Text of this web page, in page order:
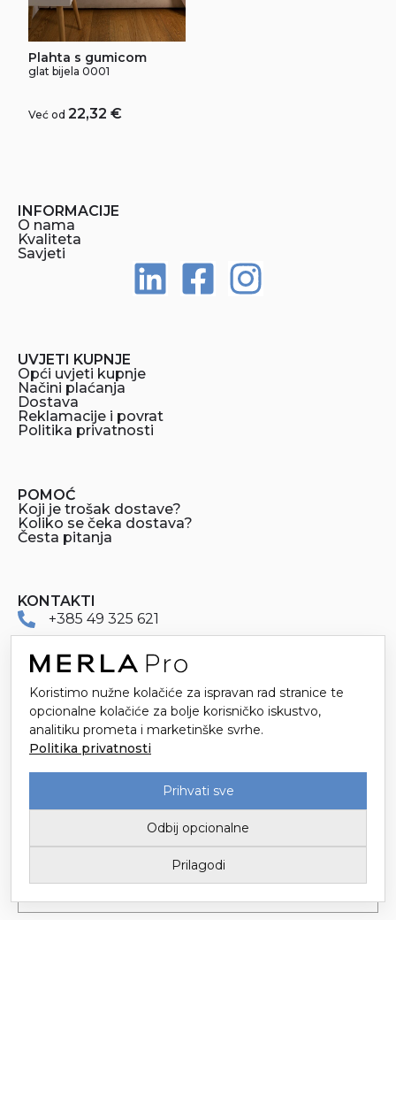
Plahta s gumicom
glat bijela 0001
Već od22,32€
INFORMACIJE
O nama
Kvaliteta
Savjeti
UVJETI KUPNJE
Opći uvjeti kupnje
Načini plaćanja
Dostava
Reklamacije i povrat
Politika privatnosti
POMOĆ
Koji je trošak dostave?
Koliko se čeka dostava?
Česta pitanja
KONTAKTI
+385 49 325 621
merlapro@merla.hr
Dr. Stanka Pinjuha 16
49214 Veliko Trgovišće
Koristimo nužne kolačiće za ispravan rad stranice te
opcionalne kolačiće za bolje korisničko iskustvo,
analitiku prometa i marketinške svrhe.
Politika privatnosti
Prihvati sve
Odbij opcionalne
Prilagodi